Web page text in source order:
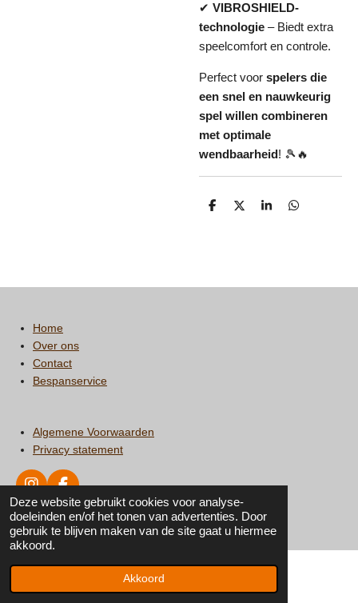
Deze website gebruikt cookies voor analyse-
doeleinden en/of het tonen van advertenties. Door
gebruik te blijven maken van de site gaat u hiermee
akkoord.
Akkoord
✔ VIBROSHIELD-
technologie – Biedt extra
speelcomfort en controle.
Perfect voor spelers die
een snel en nauwkeurig
spel willen combineren
met optimale
wendbaarheid! 🎾🔥
D
D
S
D
Home
Over ons
Contact
Bespanservice
Algemene Voorwaarden
Privacy statement
n
s
t
a
g
a
a
c
e
o
k
© 2019 - 2026 Tennisnation